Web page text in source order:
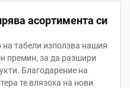
асортимента си
табели използва нашия
премин, за да разшири
Благодарение на
те влязоха на нови